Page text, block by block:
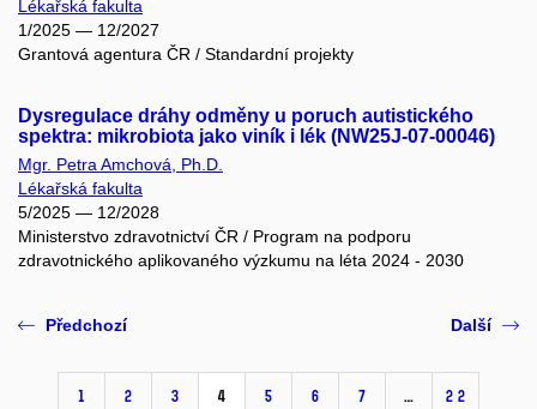
Lékařská fakulta
1/2025 — 12/2027
Grantová agentura ČR / Standardní projekty
Dysregulace dráhy odměny u poruch autistického
spektra: mikrobiota jako viník i lék (NW25J-07-00046)
Mgr. Petra Amchová, Ph.D.
Lékařská fakulta
5/2025 — 12/2028
Ministerstvo zdravotnictví ČR / Program na podporu
zdravotnického aplikovaného výzkumu na léta 2024 - 2030
Předchozí
1 2 3 4 5 6 7 … 22
Další